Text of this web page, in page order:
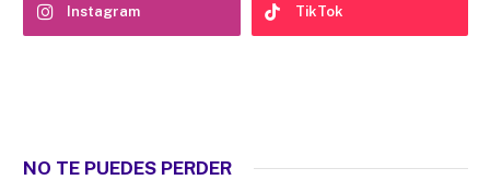
Instagram TikTok
NO TE PUEDES PERDER